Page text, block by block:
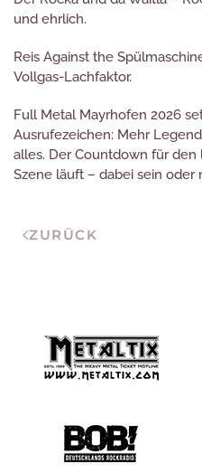
und ehrlich.
Reis Against the
Vollgas-Lachfaktor.
Full Metal Mayrhofen 2026
Ausrufezeichen: Mehr
alles. Der Countdown für
Szene läuft – dabei sein oder
ZURÜCK